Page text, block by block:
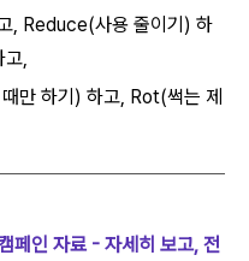
, Reduce(사용 줄이기) 하
고,
만 하기) 하고, Rot(썩는 제
인 자료 - 자세히 보고, 전